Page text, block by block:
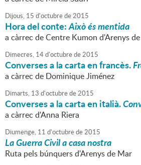
Dijous, 15 d'octubrede2015
Hora del conte:Això és mentida
a càrrec de Centre Kumon d'Arenys
Dimecres, 14d'octubrede2015
Converses a la carta en francès.
a càrrec de Dominique Jiménez
Dimarts, 13 d'octubrede2015
Converses a la carta en italià.
a càrrec d'Anna Riera
Diumenge, 11 d'octubrede2015
La Guerra Civil a casa nostra
Ruta pels búnquers d'Arenys de Mar